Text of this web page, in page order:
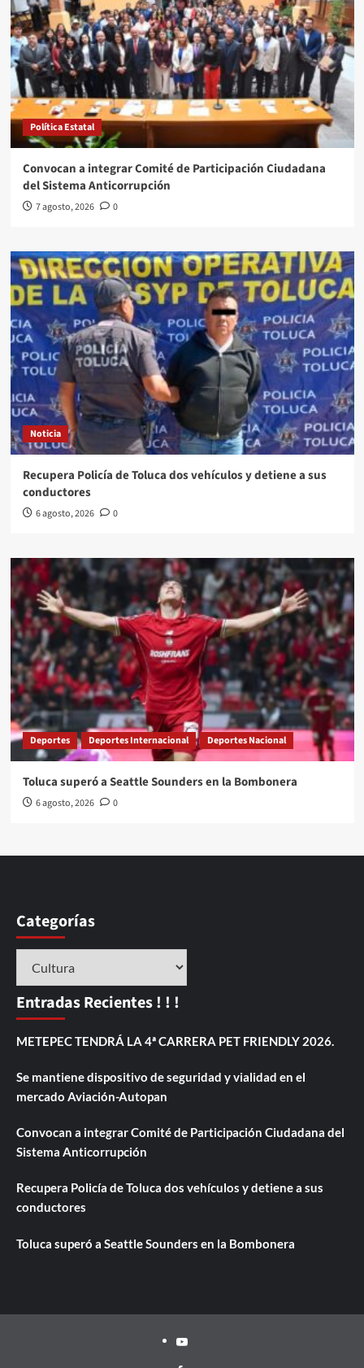
Política Estatal
Convocan a integrar Comité de Participación Ciudadana
del Sistema Anticorrupción
7 agosto, 2026 0
Noticia
Recupera Policía de Toluca dos vehículos y detiene a sus
conductores
6 agosto, 2026 0
Deportes Deportes Internacional Deportes Nacional
Toluca superó a Seattle Sounders en la Bombonera
6 agosto, 2026 0
Categorías
Entradas Recientes ! ! !
METEPEC TENDRÁ LA 4ª CARRERA PET FRIENDLY 2026.
Se mantiene dispositivo de seguridad y vialidad en el
mercado Aviación-Autopan
Convocan a integrar Comité de Participación Ciudadana del
Sistema Anticorrupción
Recupera Policía de Toluca dos vehículos y detiene a sus
conductores
Toluca superó a Seattle Sounders en la Bombonera
Youtube